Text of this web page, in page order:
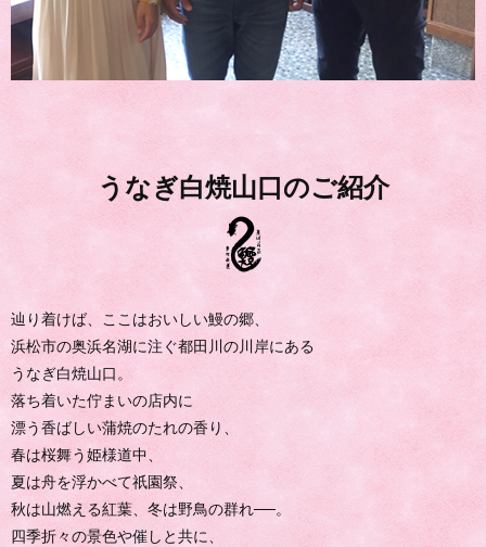
うなぎ白焼山口のご紹介
辿り着けば、ここはおいしい鰻の郷、
浜松市の奥浜名湖に注ぐ都田川の川岸にある
うなぎ白焼山口。
落ち着いた佇まいの店内に
漂う香ばしい蒲焼のたれの香り、
春は桜舞う姫様道中、
夏は舟を浮かべて祇園祭、
秋は山燃える紅葉、冬は野鳥の群れ──。
四季折々の景色や催しと共に、